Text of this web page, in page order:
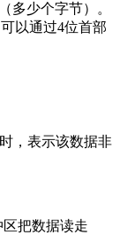
多少个字节）。
以通过4位首部
，表示该数据非
把数据读走